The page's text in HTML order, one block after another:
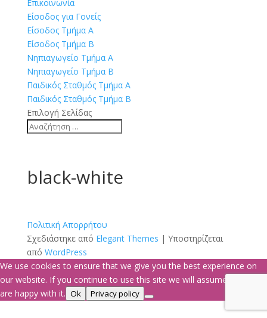
Επικοινωνία
Είσοδος για Γονείς
Είσοδος Τμήμα Α
Είσοδος Τμήμα Β
Νηπιαγωγείο Τμήμα Α
Νηπιαγωγείο Τμήμα Β
Παιδικός Σταθμός Τμήμα Α
Παιδικός Σταθμός Τμήμα Β
Επιλογή Σελίδας
black-white
Πολιτική Απορρήτου
Σχεδιάστηκε από Elegant Themes | Υποστηρίζεται
από WordPress
We use cookies to ensure that we give you the best experience on
our website. If you continue to use this site we will assume that you
are happy with it. Ok Privacy policy